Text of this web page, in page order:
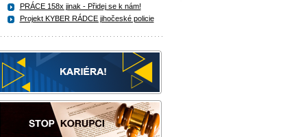
PRÁCE 158x jinak - Přidej se k nám!
Projekt KYBER RÁDCE jihočeské policie